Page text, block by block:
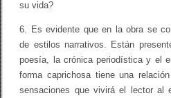
A
t
e
e
l
su vida?
6. Es evidente que en la obra se
de estilos narrativos. Están
poesía, la crónica periodística y el
forma caprichosa tiene una
sensaciones que vivirá el lector al